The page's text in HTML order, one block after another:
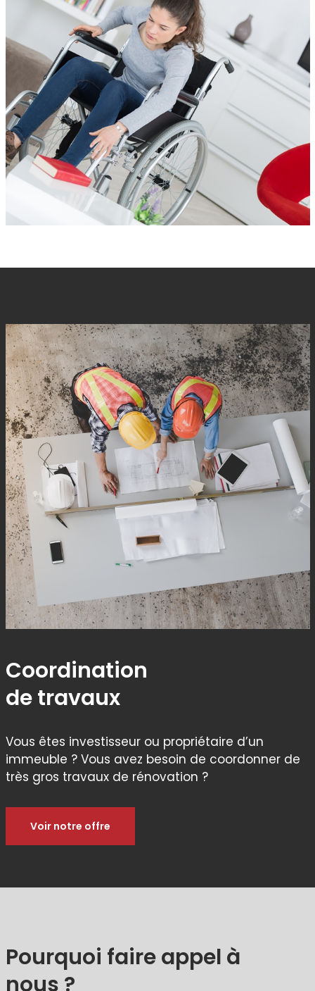
Coordination
de travaux
Vous êtes investisseur ou propriétaire d’un
immeuble ? Vous avez besoin de coordonner de
très gros travaux de rénovation ?
Voir notre offre
Pourquoi faire appel à
nous ?